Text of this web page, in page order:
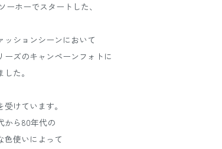
ホーでスタートした、
ッションシーンにおいて
ズのキャンペーンフォトに
た。
けています。
から80年代の
色使いによって